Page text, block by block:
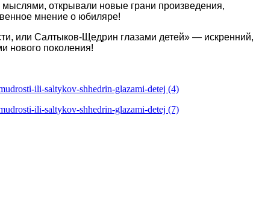
открывали новые грани произведения,
мнение о юбиляре!
или Салтыков‑Щедрин глазами детей» — искренний,
нового поколения!